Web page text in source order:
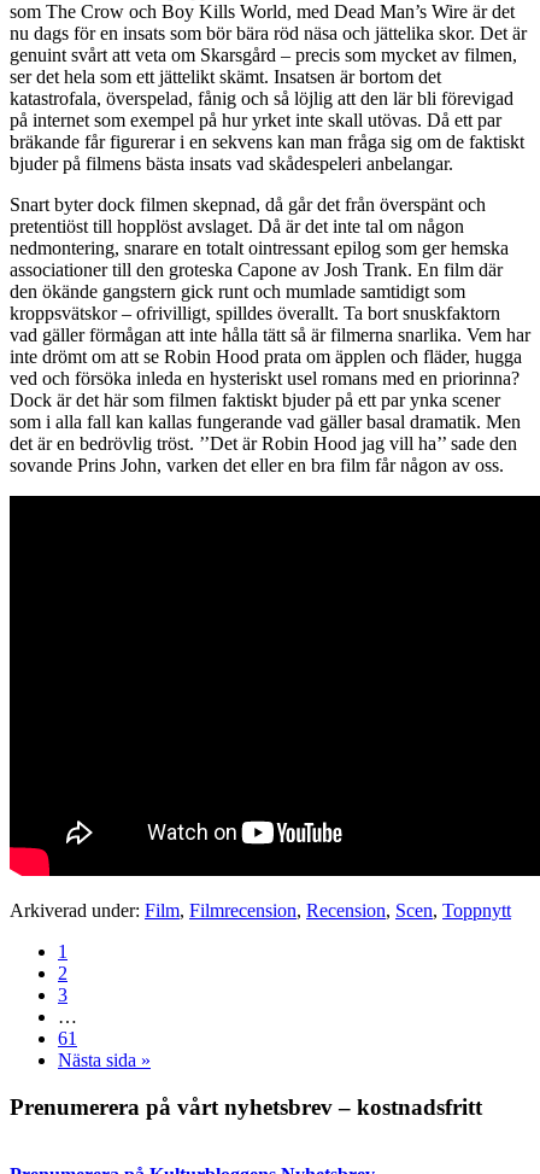
som The Crow och Boy Kills World, med Dead Man’s Wire är det
nu dags för en insats som bör bära röd näsa och jättelika skor. Det är
genuint svårt att veta om Skarsgård – precis som mycket av filmen,
ser det hela som ett jättelikt skämt. Insatsen är bortom det
katastrofala, överspelad, fånig och så löjlig att den lär bli förevigad
på internet som exempel på hur yrket inte skall utövas. Då ett par
bräkande får figurerar i en sekvens kan man fråga sig om de faktiskt
bjuder på filmens bästa insats vad skådespeleri anbelangar.
Snart byter dock filmen skepnad, då går det från överspänt och
pretentiöst till hopplöst avslaget. Då är det inte tal om någon
nedmontering, snarare en totalt ointressant epilog som ger hemska
associationer till den groteska Capone av Josh Trank. En film där
den ökände gangstern gick runt och mumlade samtidigt som
kroppsvätskor – ofrivilligt, spilldes överallt. Ta bort snuskfaktorn
vad gäller förmågan att inte hålla tätt så är filmerna snarlika. Vem har
inte drömt om att se Robin Hood prata om äpplen och fläder, hugga
ved och försöka inleda en hysteriskt usel romans med en priorinna?
Dock är det här som filmen faktiskt bjuder på ett par ynka scener
som i alla fall kan kallas fungerande vad gäller basal dramatik. Men
det är en bedrövlig tröst. ’’Det är Robin Hood jag vill ha’’ sade den
sovande Prins John, varken det eller en bra film får någon av oss.
Arkiverad under: Film, Filmrecension, Recension, Scen, Toppnytt
Sida
1
Sida
2
Sida
3
sidor
utelämnas
…
Sida
61
Go
Nästa sida »
Primärt
Prenumerera på vårt nyhetsbrev – kostnadsfritt